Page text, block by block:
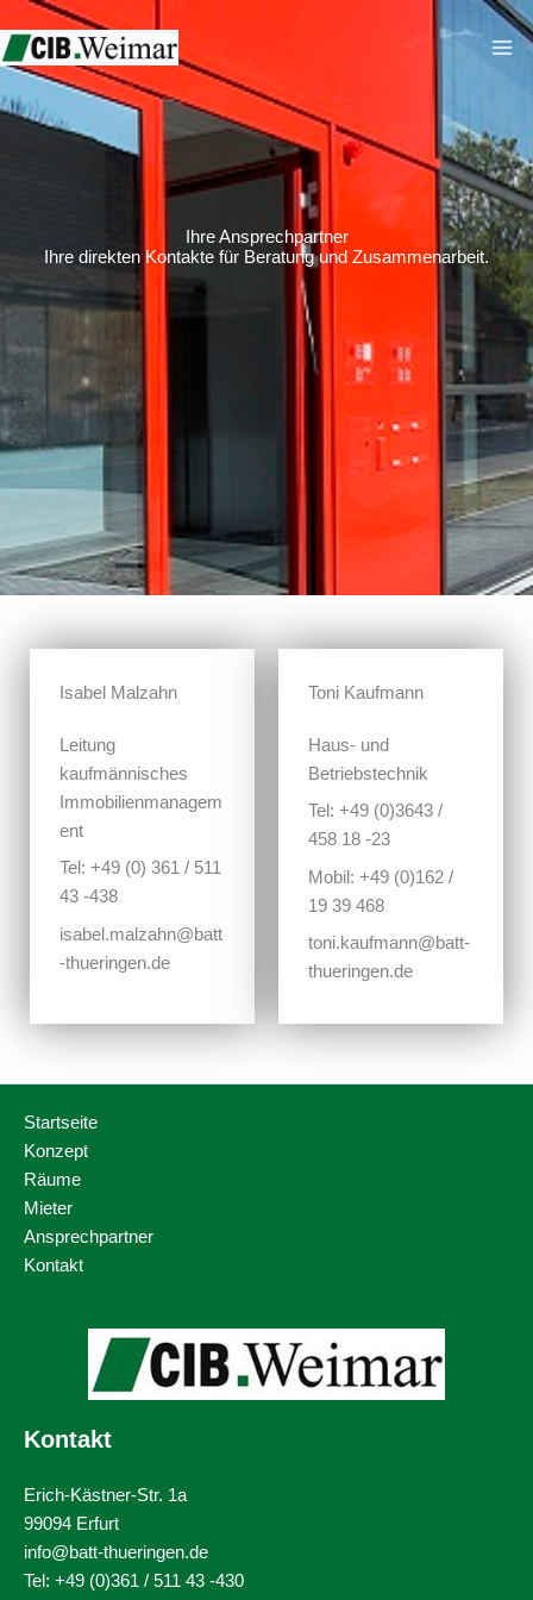
Inhalt
springen
Ihre Ansprechpartner
Ihre direkten Kontakte für Beratung und Zusammenarbeit.
Isabel Malzahn
Leitung
kaufmännisches
Immobilienmanagem
ent
Tel: +49 (0) 361 / 511
43 -438
isabel.malzahn@batt
-thueringen.de
Toni Kaufmann
Haus- und
Betriebstechnik
Tel: +49 (0)3643 /
458 18 -23
Mobil: +49 (0)162 /
19 39 468
toni.kaufmann@batt-
thueringen.de
Startseite
Konzept
Räume
Mieter
Ansprechpartner
Kontakt
Kontakt
Erich-Kästner-Str. 1a
99094 Erfurt
info@batt-thueringen.de
Tel: +49 (0)361 / 511 43 -430